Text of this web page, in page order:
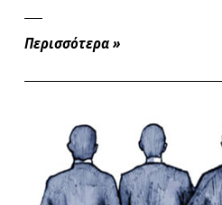
Περισσότερα »